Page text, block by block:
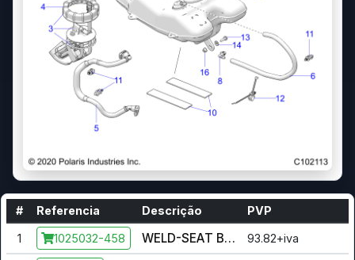
# Referencia Descrição PVP
1 1025032-458 WELD-SEAT BASE,TANK,BLK 93.82+iva